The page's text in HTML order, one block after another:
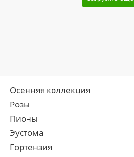
Осенняя коллекция
Розы
Пионы
Эустома
Гортензия